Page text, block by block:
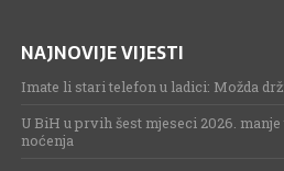
NAJNOVIJE VIJESTI
Imate li stari telefon u ladici: Možda
U BiH u prvih šest mjeseci 2026.
noćenja